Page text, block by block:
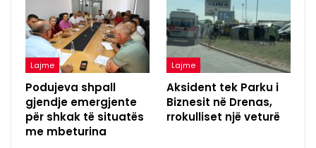
Lajme
Podujeva shpall
gjendje emergjente
për shkak të situatës
me mbeturina
Lajme
Aksident tek Parku i
Biznesit në Drenas,
rrokulliset një veturë